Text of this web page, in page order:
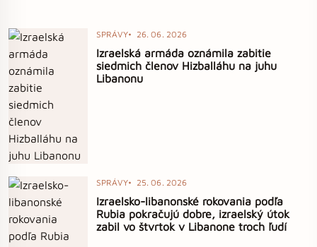
SPRÁVY 26. 06. 2026
Izraelská armáda oznámila zabitie
siedmich členov Hizballáhu na juhu
Libanonu
SPRÁVY 25. 06. 2026
Izraelsko-libanonské rokovania podľa
Rubia pokračujú dobre, izraelský útok
zabil vo štvrtok v Libanone troch ľudí